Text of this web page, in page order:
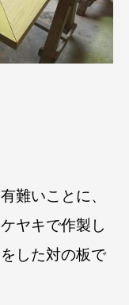
難いことに、
ヤキで作製し
した対の板で